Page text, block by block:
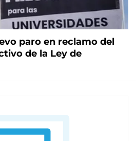
paro en reclamo del
de la Ley de